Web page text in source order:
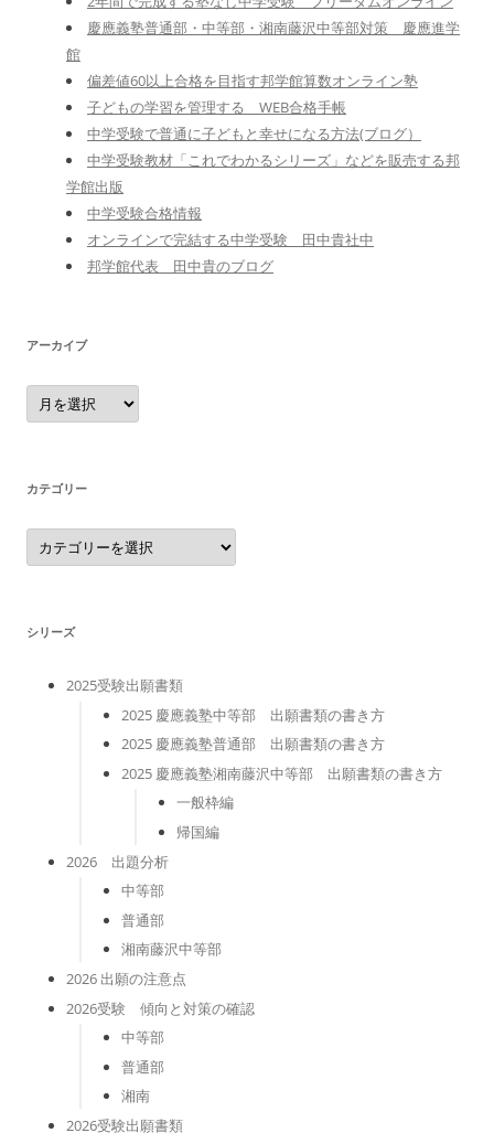
慶應義塾普通部・中等部・湘南藤沢中等部対策 慶應進学
館
偏差値60以上合格を目指す邦学館算数オンライン塾
子どもの学習を管理する WEB合格手帳
中学受験で普通に子どもと幸せになる方法(ブログ）
中学受験教材「これでわかるシリーズ」などを販売する邦
学館出版
中学受験合格情報
オンラインで完結する中学受験 田中貴社中
邦学館代表 田中貴のブログ
アーカイブ
ア
ー
カ
カテゴリー
カ
テ
ゴ
シリーズ
2025受験出願書類
2025 慶應義塾中等部 出願書類の書き方
2025 慶應義塾普通部 出願書類の書き方
2025 慶應義塾湘南藤沢中等部 出願書類の書き方
一般枠編
帰国編
2026 出題分析
中等部
普通部
湘南藤沢中等部
2026 出願の注意点
2026受験 傾向と対策の確認
中等部
普通部
湘南
2026受験出願書類